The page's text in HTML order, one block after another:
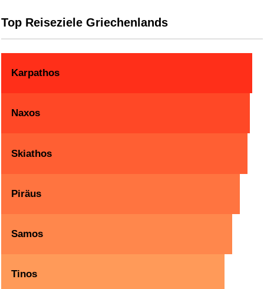
Top Reiseziele Griechenlands
Karpathos
Naxos
Skiathos
Piräus
Samos
Tinos